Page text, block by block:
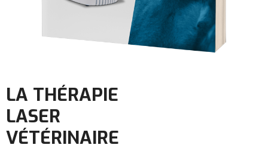
LA THÉRAPIE
LASER
VÉTÉRINAIRE